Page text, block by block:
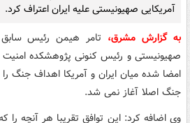
آمریکایی صهیونیستی علیه ایران اعتراف کرد.
به گزارش مشرق، تامر هیمن رئیس سابق
صهیونیستی و رئیس کنونی پژوهشکده
امضا شده میان ایران و آمریکا اهداف جنگ
جنگ اصلا آغاز نمی شد.
وی اضافه کرد: این توافق تقریبا هر آنچه را